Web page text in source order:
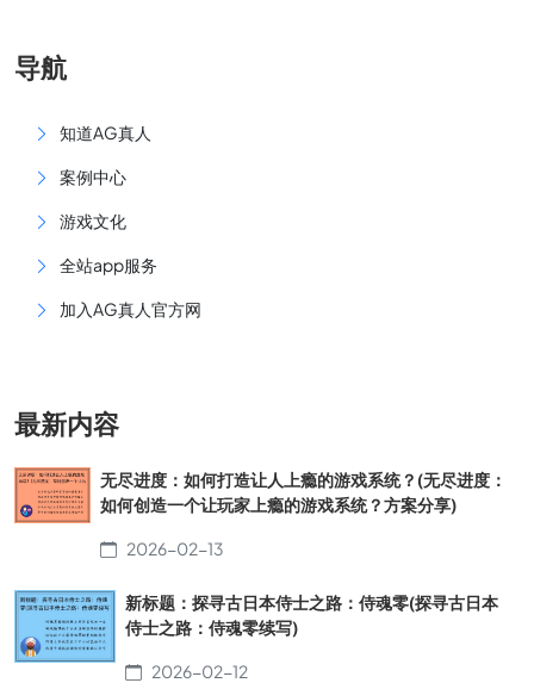
导航
知道AG真人
案例中心
游戏文化
全站app服务
加入AG真人官方网
最新内容
无尽进度：如何打造让人上瘾的游戏系统？(无尽进度：
如何创造一个让玩家上瘾的游戏系统？方案分享)
2026-02-13
新标题：探寻古日本侍士之路：侍魂零(探寻古日本
侍士之路：侍魂零续写)
2026-02-12